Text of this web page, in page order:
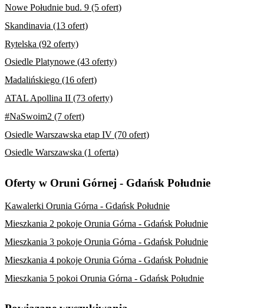
Nowe Południe bud. 9 (5 ofert)
Skandinavia (13 ofert)
Rytelska (92 oferty)
Osiedle Platynowe (43 oferty)
Madalińskiego (16 ofert)
ATAL Apollina II (73 oferty)
#NaSwoim2 (7 ofert)
Osiedle Warszawska etap IV (70 ofert)
Osiedle Warszawska (1 oferta)
Oferty w Oruni Górnej - Gdańsk Południe
Kawalerki Orunia Górna - Gdańsk Południe
Mieszkania 2 pokoje Orunia Górna - Gdańsk Południe
Mieszkania 3 pokoje Orunia Górna - Gdańsk Południe
Mieszkania 4 pokoje Orunia Górna - Gdańsk Południe
Mieszkania 5 pokoi Orunia Górna - Gdańsk Południe